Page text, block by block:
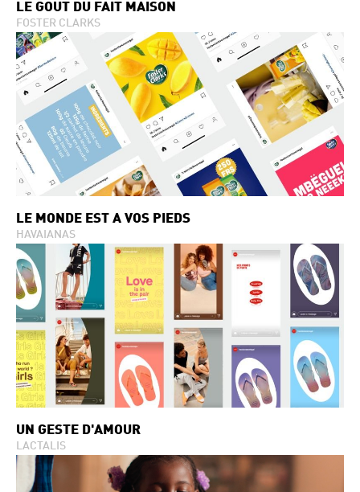
LE GOÛT DU FAIT MAISON
FOSTER CLARKS
LE MONDE EST À VOS PIEDS
HAVAIANAS
UN GESTE D'AMOUR
LACTALIS